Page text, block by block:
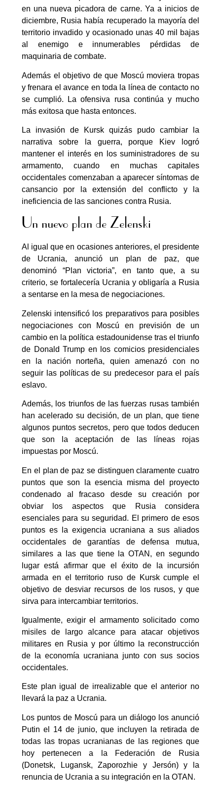
en una nueva picadora de carne. Ya a inicios de
diciembre, Rusia había recuperado la mayoría del
territorio invadido y ocasionado unas 40 mil bajas
al enemigo e innumerables pérdidas de
maquinaria de combate.
Además el objetivo de que Moscú moviera tropas
y frenara el avance en toda la línea de contacto no
se cumplió. La ofensiva rusa continúa y mucho
más exitosa que hasta entonces.
La invasión de Kursk quizás pudo cambiar la
narrativa sobre la guerra, porque Kiev logró
mantener el interés en los suministradores de su
armamento, cuando en muchas capitales
occidentales comenzaban a aparecer síntomas de
cansancio por la extensión del conflicto y la
ineficiencia de las sanciones contra Rusia.
Un nuevo plan de Zelenski
Al igual que en ocasiones anteriores, el presidente
de Ucrania, anunció un plan de paz, que
denominó “Plan victoria”, en tanto que, a su
criterio, se fortalecería Ucrania y obligaría a Rusia
a sentarse en la mesa de negociaciones.
Zelenski intensificó los preparativos para posibles
negociaciones con Moscú en previsión de un
cambio en la política estadounidense tras el triunfo
de Donald Trump en los comicios presidenciales
en la nación norteña, quien amenazó con no
seguir las políticas de su predecesor para el país
eslavo.
Además, los triunfos de las fuerzas rusas también
han acelerado su decisión, de un plan, que tiene
algunos puntos secretos, pero que todos deducen
que son la aceptación de las líneas rojas
impuestas por Moscú.
En el plan de paz se distinguen claramente cuatro
puntos que son la esencia misma del proyecto
condenado al fracaso desde su creación por
obviar los aspectos que Rusia considera
esenciales para su seguridad. El primero de esos
puntos es la exigencia ucraniana a sus aliados
occidentales de garantías de defensa mutua,
similares a las que tiene la OTAN, en segundo
lugar está afirmar que el éxito de la incursión
armada en el territorio ruso de Kursk cumple el
objetivo de desviar recursos de los rusos, y que
sirva para intercambiar territorios.
Igualmente, exigir el armamento solicitado como
misiles de largo alcance para atacar objetivos
militares en Rusia y por último la reconstrucción
de la economía ucraniana junto con sus socios
occidentales.
Este plan igual de irrealizable que el anterior no
llevará la paz a Ucrania.
Los puntos de Moscú para un diálogo los anunció
Putin el 14 de junio, que incluyen la retirada de
todas las tropas ucranianas de las regiones que
hoy pertenecen a la Federación de Rusia
(Donetsk, Lugansk, Zaporozhie y Jersón) y la
renuncia de Ucrania a su integración en la OTAN.